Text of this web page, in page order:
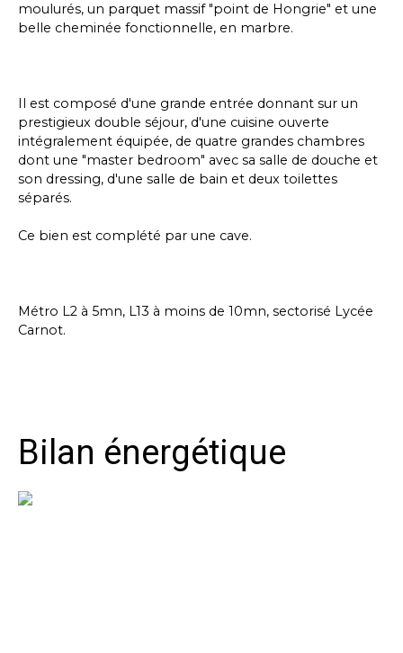
moulurés, un parquet massif "point de Hongrie" et une
belle cheminée fonctionnelle, en marbre.
Il est composé d'une grande entrée donnant sur un
prestigieux double séjour, d'une cuisine ouverte
intégralement équipée, de quatre grandes chambres
dont une "master bedroom" avec sa salle de douche et
son dressing, d'une salle de bain et deux toilettes
séparés.
Ce bien est complété par une cave.
Métro L2 à 5mn, L13 à moins de 10mn, sectorisé Lycée
Carnot.
Bilan énergétique